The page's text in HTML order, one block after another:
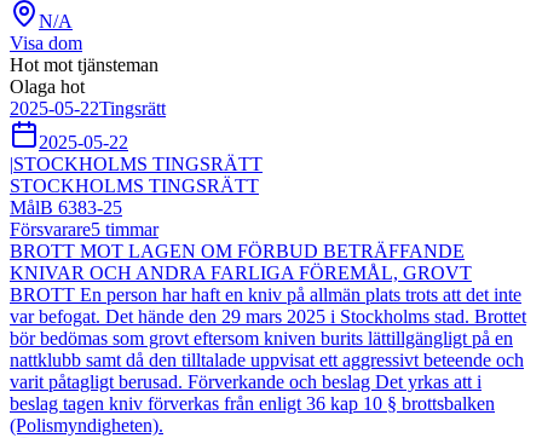
N/A
Visa dom
Hot mot tjänsteman
Olaga hot
2025-05-22Tingsrätt
2025-05-22
|STOCKHOLMS TINGSRÄTT
STOCKHOLMS TINGSRÄTT
MålB 6383-25
Försvarare5 timmar
BROTT MOT LAGEN OM FÖRBUD BETRÄFFANDE
KNIVAR OCH ANDRA FARLIGA FÖREMÅL, GROVT
BROTT En person har haft en kniv på allmän plats trots att det inte
var befogat. Det hände den 29 mars 2025 i Stockholms stad. Brottet
bör bedömas som grovt eftersom kniven burits lättillgängligt på en
nattklubb samt då den tilltalade uppvisat ett aggressivt beteende och
varit påtagligt berusad. Förverkande och beslag Det yrkas att i
beslag tagen kniv förverkas från enligt 36 kap 10 § brottsbalken
(Polismyndigheten).